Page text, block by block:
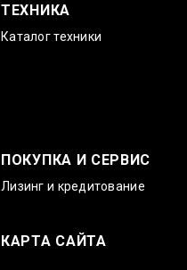
ТЕХНИКА
Каталог техники
ПОКУПКА И СЕРВИС
Лизинг и кредитование
КАРТА САЙТА